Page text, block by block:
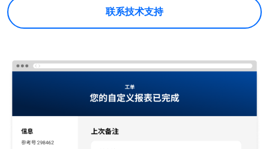
联系技术支持